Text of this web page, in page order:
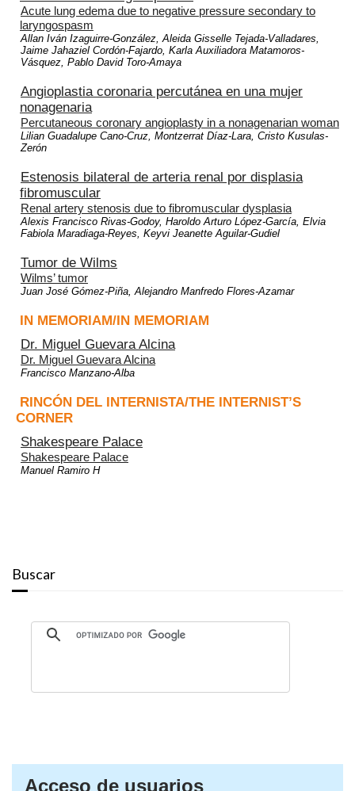
Acute lung edema due to negative pressure secondary to
laryngospasm
Allan Iván Izaguirre-González, Aleida Gisselle Tejada-Valladares,
Jaime Jahaziel Cordón-Fajardo, Karla Auxiliadora Matamoros-
Vásquez, Pablo David Toro-Amaya
Angioplastia coronaria percutánea en una mujer
nonagenaria
Percutaneous coronary angioplasty in a nonagenarian woman
Lilian Guadalupe Cano-Cruz, Montzerrat Díaz-Lara, Cristo Kusulas-
Zerón
Estenosis bilateral de arteria renal por displasia
fibromuscular
Renal artery stenosis due to fibromuscular dysplasia
Alexis Francisco Rivas-Godoy, Haroldo Arturo López-García, Elvia
Fabiola Maradiaga-Reyes, Keyvi Jeanette Aguilar-Gudiel
Tumor de Wilms
Wilms’ tumor
Juan José Gómez-Piña, Alejandro Manfredo Flores-Azamar
IN MEMORIAM/IN MEMORIAM
Dr. Miguel Guevara Alcina
Dr. Miguel Guevara Alcina
Francisco Manzano-Alba
RINCÓN DEL INTERNISTA/THE INTERNIST’S
CORNER
Shakespeare Palace
Shakespeare Palace
Manuel Ramiro H
Buscar
Acceso de usuarios